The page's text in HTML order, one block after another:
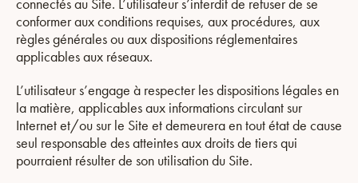
conformer aux conditions requises, aux procédures, aux
règles générales ou aux dispositions réglementaires
applicables aux réseaux.
L’utilisateur s’engage à respecter les dispositions légales en
la matière, applicables aux informations circulant sur
Internet et/ou sur le Site et demeurera en tout état de cause
seul responsable des atteintes aux droits de tiers qui
pourraient résulter de son utilisation du Site.